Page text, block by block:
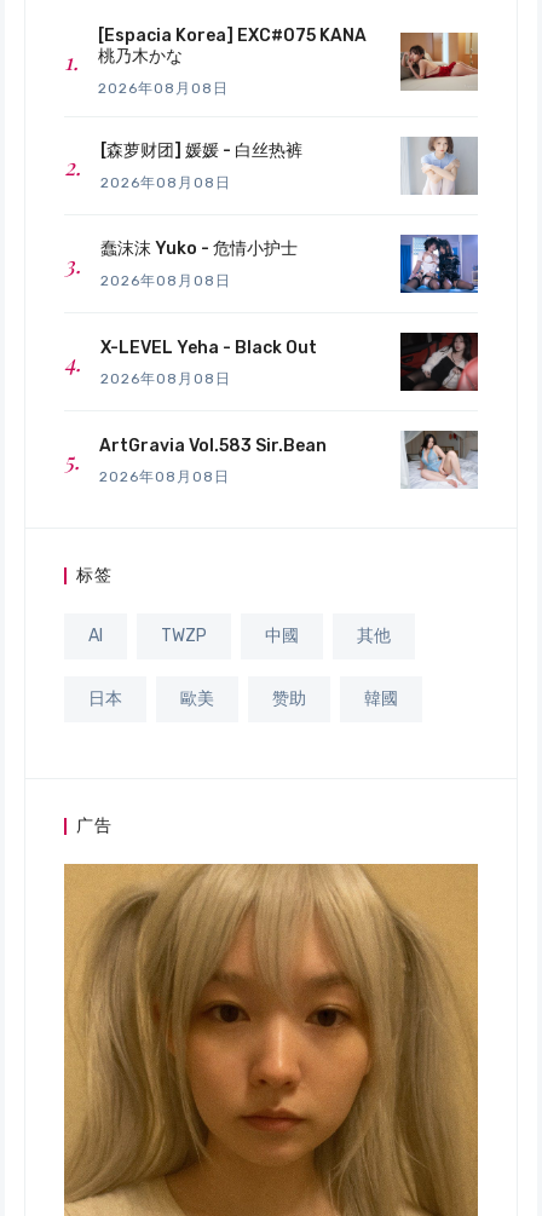
[Espacia Korea] EXC#075 KANA
桃乃木かな
2026年08月08日
[森萝财团] 媛媛 - 白丝热裤
2026年08月08日
蠢沫沫 Yuko - 危情小护士
2026年08月08日
X-LEVEL Yeha - Black Out
2026年08月08日
ArtGravia Vol.583 Sir.Bean
2026年08月08日
标签
AI TWZP 中國 其他
日本 歐美 赞助 韓國
广告